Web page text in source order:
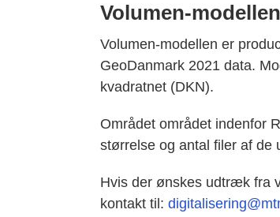
Volumen-modellen
Volumen-modellen er
GeoDanmark 2021 data.
kvadratnet (DKN).
Området området indenfor
størrelse og antal filer af de
Hvis der ønskes udtræk fra
kontakt til: